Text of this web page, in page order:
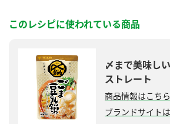
このレシピに使われている商品
〆まで美味し
ストレート
商品情報はこちら
ブランドサイト